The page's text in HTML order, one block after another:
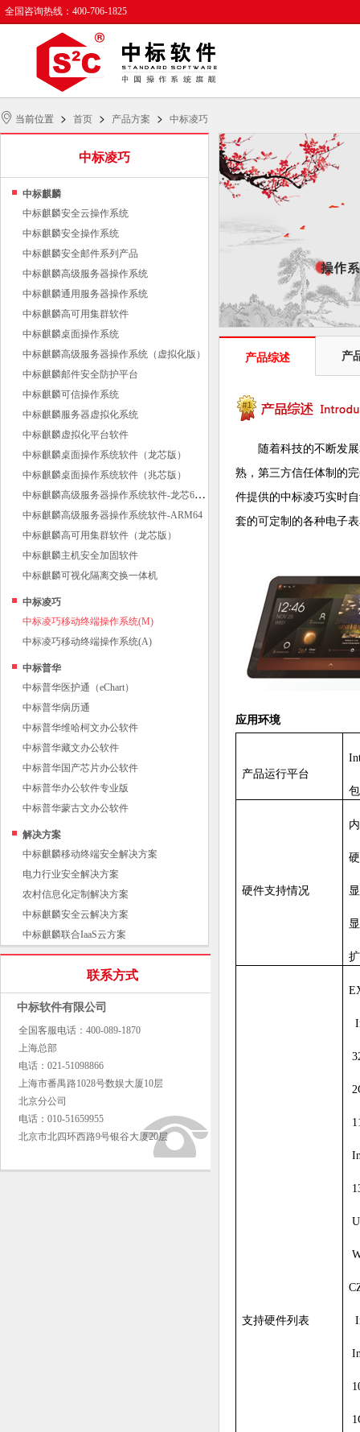
全国咨询热线：400-706-1825
当前位置 > 首页 > 产品方案 > 中标凌巧
中标凌巧
中标麒麟
中标麒麟安全云操作系统
中标麒麟安全操作系统
中标麒麟安全邮件系列产品
中标麒麟高级服务器操作系统
中标麒麟通用服务器操作系统
中标麒麟高可用集群软件
中标麒麟桌面操作系统
中标麒麟高级服务器操作系统（虚拟化版）
中标麒麟邮件安全防护平台
中标麒麟可信操作系统
中标麒麟服务器虚拟化系统
中标麒麟虚拟化平台软件
中标麒麟桌面操作系统软件（龙芯版）
中标麒麟桌面操作系统软件（兆芯版）
中
标麒麟高级服务器操作系统软件-龙芯64位
中标麒麟高级服务器操作系统软件-ARM64
中标麒麟高可用集群软件（龙芯版）
中标麒麟主机安全加固软件
中标麒麟可视化隔离交换一体机
中标凌巧
中标凌巧移动终端操作系统(M)
中标凌巧移动终端操作系统(A)
中标普华
中标普华医护通（eChart）
中标普华病历通
中标普华维哈柯文办公软件
中标普华藏文办公软件
中标普华国产芯片办公软件
中标普华办公软件专业版
中标普华蒙古文办公软件
解决方案
中标麒麟移动终端安全解决方案
电力行业安全解决方案
农村信息化定制解决方案
中标麒麟安全云解决方案
中标麒麟联合IaaS云方案
联系方式
中标软件有限公司
全国客服电话：400-089-1870
上海总部
电话：021-51098866
上海市番禺路1028号数娱大厦10层
北京分公司
电话：010-51659955
北京市北四环西路9号银谷大厦20层
产品综述 产
随着科技的不断发
熟，第三方信任体制的
件提供的中标凌巧实时
套的可定制的各种电子
应用环境
产品运行平台
硬件支持情况
支持硬件列表